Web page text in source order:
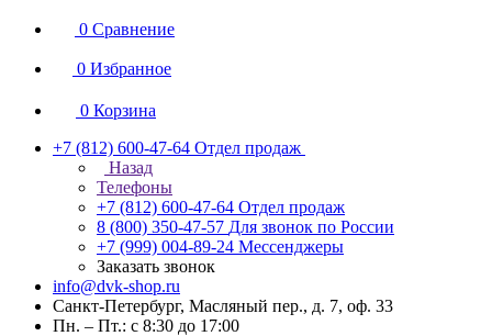
0 Сравнение
0 Избранное
0 Корзина
+7 (812) 600-47-64 Отдел продаж
Назад
Телефоны
+7 (812) 600-47-64 Отдел продаж
8 (800) 350-47-57 Для звонок по России
+7 (999) 004-89-24 Мессенджеры
Заказать звонок
info@dvk-shop.ru
Санкт-Петербург, Масляный пер., д. 7, оф. 33
Пн. – Пт.: с 8:30 до 17:00